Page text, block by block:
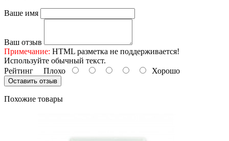
Ваше имя
Ваш отзыв
Примечание: HTML разметка не поддерживается!
Используйте обычный текст.
Рейтинг Плохо Хорошо
Оставить отзыв
Похожие товары